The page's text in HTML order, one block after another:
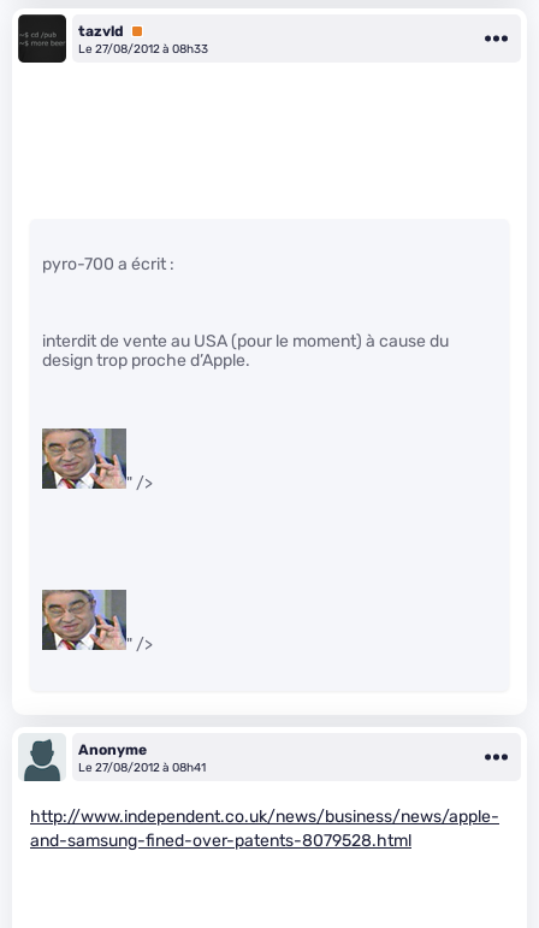
tazvld
Premium
Le 27/08/2012 à 08h33
pyro-700 a écrit :
interdit de vente au USA (pour le moment) à cause du
design trop proche d’Apple.
" />
" />
Anonyme
Le 27/08/2012 à 08h41
http://www.independent.co.uk/news/business/news/apple-
and-samsung-fined-over-patents-8079528.html